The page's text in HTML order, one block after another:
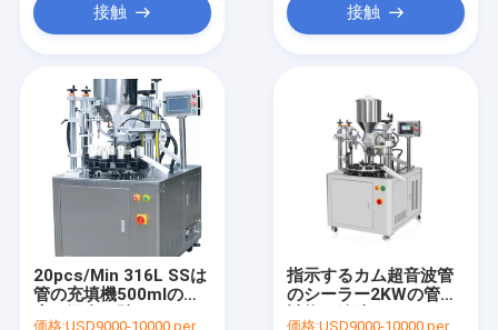
接触 接触
20pcs/Min 316L SSは
管の充填機500mlの暖
価格:USD9000-10000 per unit
指示するカム超音波管
のシーラー2KWの管の
価格:USD9000-10000 per unit